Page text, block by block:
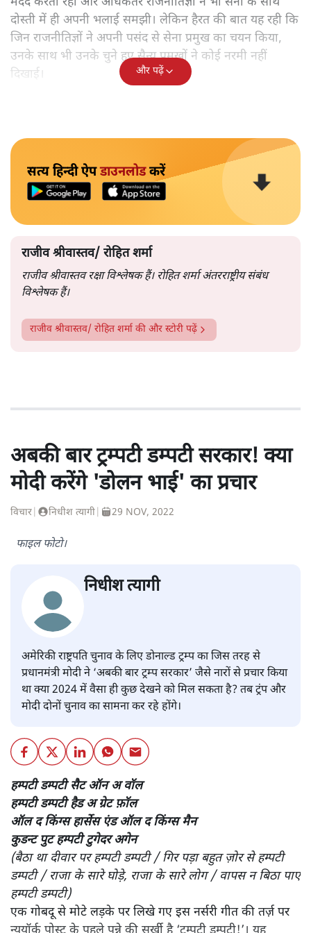
दोस्ती में ही अपनी भलाई समझी। लेकिन हैरत की बात यह रही कि
जिन राजनीतिज्ञों ने अपनी पसंद से सेना प्रमुख का चयन किया,
उनके साथ भी उनके चुने हुए सैन्य प्रमुखों ने कोई नरमी नहीं
दिखाई।
और पढ़ें
सत्य हिन्दी ऐपडाउनलोडकरें
राजीव श्रीवास्तव/ रोहित शर्मा
राजीव श्रीवास्तव रक्षा विश्लेषक हैं। रोहित शर्मा अंतरराष्ट्रीय संबंध
विश्लेषक हैं।
राजीव श्रीवास्तव/ रोहित शर्मा की और स्टोरी पढ़ें
अबकी बार ट्रम्पटी डम्पटी सरकार! क्या
मोदी करेंगे 'डोलन भाई' का प्रचार
विचार निधीश त्यागी 29 NOV, 2022
फाइल फोटो।
निधीश त्यागी
अमेरिकी राष्ट्रपति चुनाव के लिए डोनाल्ड ट्रम्प का जिस तरह से
प्रधानमंत्री मोदी ने ‘अबकी बार ट्रम्प सरकार’ जैसे नारों से प्रचार किया
था क्या 2024 में वैसा ही कुछ देखने को मिल सकता है? तब ट्रंप और
मोदी दोनों चुनाव का सामना कर रहे होंगे।